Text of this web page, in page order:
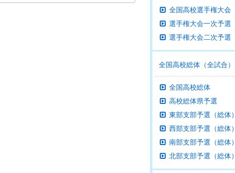
全国高校選手権大会
選手権大会一次予選
選手権大会二次予選
全国高校総体（全試合）
全国高校総体
高校総体県予選
東部支部予選（総体）
西部支部予選（総体）
南部支部予選（総体）
北部支部予選（総体）